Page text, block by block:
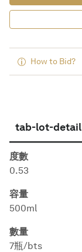
How to Bid?
tab-lot-detail
度數
0.53
容量
500ml
數量
7瓶/bts